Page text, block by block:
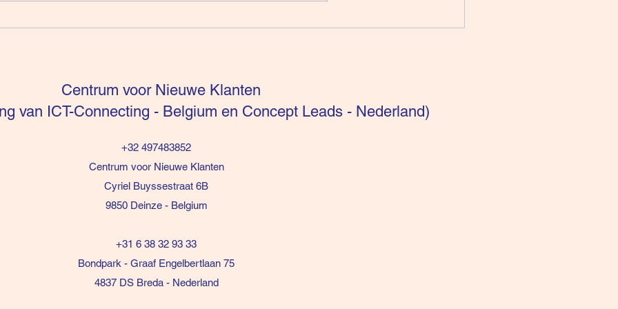
Centrum voor Nieuwe Klanten
van ICT-Connecting - Belgium en Concept Leads - Nederland)
+32 497483852
Centrum voor Nieuwe Klanten
Cyriel Buyssestraat 6B
9850 Deinze - Belgium
+31 6 38 32 93 33
Bondpark - Graaf Engelbertlaan 75
4837 DS Breda - Nederland